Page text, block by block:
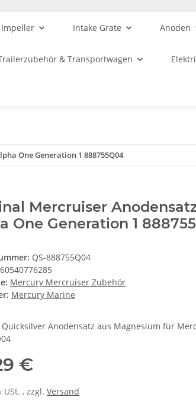
Impeller Intake Grate Anoden
& Transportwagen
One Generation 1 888755Q04
Mercruiser
One Generation 1
QS-888755Q04
Mercury Mercruiser Zubehör
Mercury Marine
Anodensatz aus Magnesium für
€
USt. , zzgl. Versand